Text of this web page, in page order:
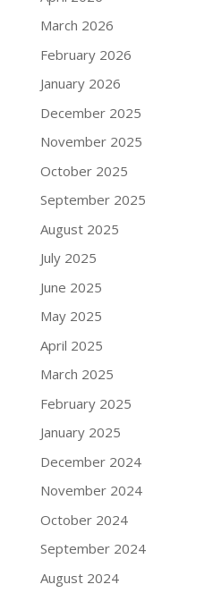
March 2026
February 2026
January 2026
December 2025
November 2025
October 2025
September 2025
August 2025
July 2025
June 2025
May 2025
April 2025
March 2025
February 2025
January 2025
December 2024
November 2024
October 2024
September 2024
August 2024